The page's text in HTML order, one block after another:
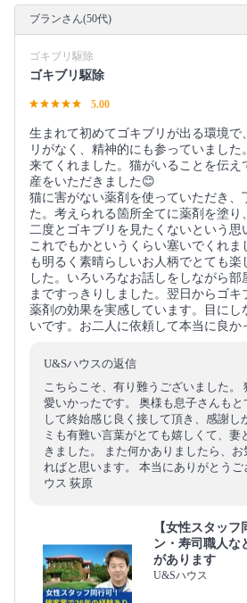
ブランさん(50代)
ゴキブリ駆除
ゴキブリ駆除
5.00
生まれて初めてゴキブリが出る環境で
リがなく、精神的にも参っていまし
来てくれました。猫がいることを伝え
産をいただきました😊
猫に害がない薬剤を使っていただき、
た。考えられる箇所全てに薬剤を塗り
二度とゴキブリを見たくないという思
これでもかというくらい塞いでくれま
も明るく素晴らしいお人柄でとても
した。いろいろなお話しをしながら部
まですっきりしました。翌日からゴキ
薬剤の効果を実感しています。目にし
いです。お二人に依頼して本当に良か
U&Sハウスの返信
こちらこそ、有り難うございました。
愛いかったです。 奥様も息子さんも
して終始感じ良く接して頂き、感謝し
ミも有難い言葉がとても嬉しくて、妻
きました。 また何かありましたら、
ればと思います。 本当にありがとうご
ウス 荻原
【女性スタッ
ン・寿司職人な
があります
U&Sハウス